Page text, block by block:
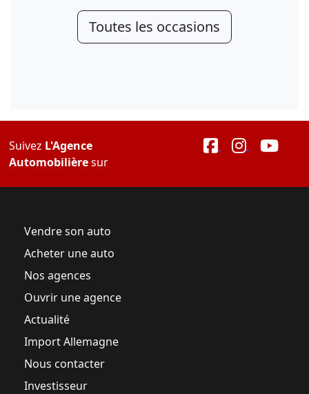
Toutes les occasions
Suivez L'Agence
Automobilièresur
Vendre son auto
Acheter une auto
Nos agences
Ouvrir une agence
Actualité
Import Allemagne
Nous contacter
Investisseur